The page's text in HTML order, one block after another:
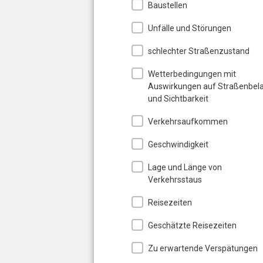
Baustellen
Unfälle und Störungen
schlechter Straßenzustand
Wetterbedingungen mit
Auswirkungen auf
und Sichtbarkeit
Verkehrsaufkommen
Geschwindigkeit
Lage und Länge von
Verkehrsstaus
Reisezeiten
Geschätzte Reisezeiten
Zu erwartende Verspätungen